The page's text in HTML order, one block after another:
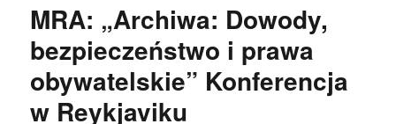
MRA: „Archiwa: Dowody,
bezpieczeństwo i prawa
obywatelskie” Konferencja
w Reykjaviku